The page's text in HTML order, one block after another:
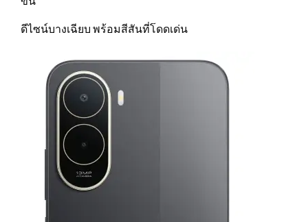
ดีไซน์บางเฉียบ พร้อมสีสันที่โดดเด่น